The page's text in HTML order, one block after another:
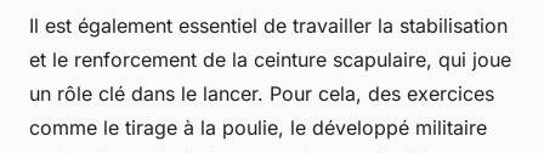
Il est également essentiel de travailler la stabilisation
et le renforcement de la ceinture scapulaire, qui joue
un rôle clé dans le lancer. Pour cela, des exercices
comme le tirage à la poulie, le développé militaire